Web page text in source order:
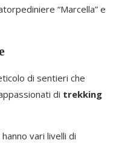
“Marcella” e
di sentieri che
di trekking
vari livelli di